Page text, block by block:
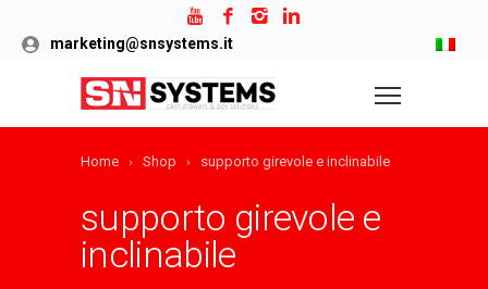
marketing@snsystems.it
Home Shop supporto girevole e inclinabile
supporto girevole e
inclinabile